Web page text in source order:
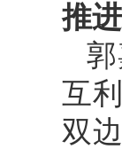
推
互
双